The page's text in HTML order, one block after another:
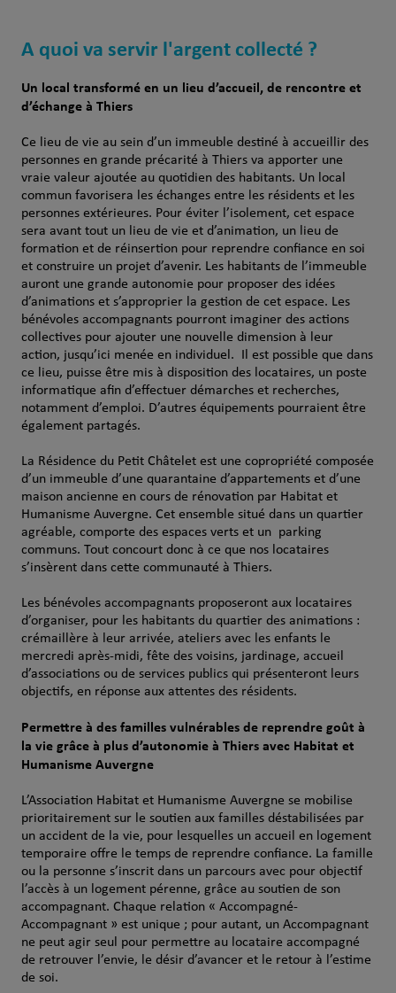
A quoi va servir l'argent collecté ?
Un local transformé en un lieu d’accueil, de rencontre et
d’échange à Thiers
Ce lieu de vie au sein d’un immeuble destiné à accueillir des
personnes en grande précarité à Thiers va apporter une
vraie valeur ajoutée au quotidien des habitants. Un local
commun favorisera les échanges entre les résidents et les
personnes extérieures. Pour éviter l’isolement, cet espace
sera avant tout un lieu de vie et d’animation, un lieu de
formation et de réinsertion pour reprendre confiance en soi
et construire un projet d’avenir. Les habitants de l’immeuble
auront une grande autonomie pour proposer des idées
d’animations et s’approprier la gestion de cet espace. Les
bénévoles accompagnants pourront imaginer des actions
collectives pour ajouter une nouvelle dimension à leur
action, jusqu’ici menée en individuel. Il est possible que dans
ce lieu, puisse être mis à disposition des locataires, un poste
informatique afin d’effectuer démarches et recherches,
notamment d’emploi. D’autres équipements pourraient être
également partagés.
La Résidence du Petit Châtelet est une copropriété composée
d’un immeuble d’une quarantaine d’appartements et d’une
maison ancienne en cours de rénovation par Habitat et
Humanisme Auvergne. Cet ensemble situé dans un quartier
agréable, comporte des espaces verts et un parking
communs. Tout concourt donc à ce que nos locataires
s’insèrent dans cette communauté à Thiers.
Les bénévoles accompagnants proposeront aux locataires
d’organiser, pour les habitants du quartier des animations :
crémaillère à leur arrivée, ateliers avec les enfants le
mercredi après-midi, fête des voisins, jardinage, accueil
d’associations ou de services publics qui présenteront leurs
objectifs, en réponse aux attentes des résidents.
Permettre à des familles vulnérables de reprendre goût à
la vie grâce à plus d’autonomie à Thiers avec Habitat et
Humanisme Auvergne
L’Association Habitat et Humanisme Auvergne se mobilise
prioritairement sur le soutien aux familles déstabilisées par
un accident de la vie, pour lesquelles un accueil en logement
temporaire offre le temps de reprendre confiance. La famille
ou la personne s’inscrit dans un parcours avec pour objectif
l’accès à un logement pérenne, grâce au soutien de son
accompagnant. Chaque relation « Accompagné-
Accompagnant » est unique ; pour autant, un Accompagnant
ne peut agir seul pour permettre au locataire accompagné
de retrouver l’envie, le désir d’avancer et le retour à l’estime
de soi.